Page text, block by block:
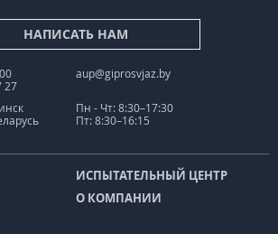
НАПИСАТЬ НАМ
27
aup@giprosvjaz.by
Пн - Чт: 8:30–17:30
Пт: 8:30–16:15
ИСПЫТАТЕЛЬНЫЙ ЦЕНТР
О КОМПАНИИ